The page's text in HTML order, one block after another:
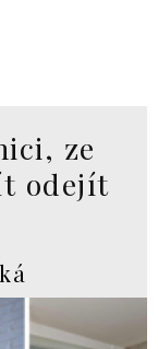
ze
odejít